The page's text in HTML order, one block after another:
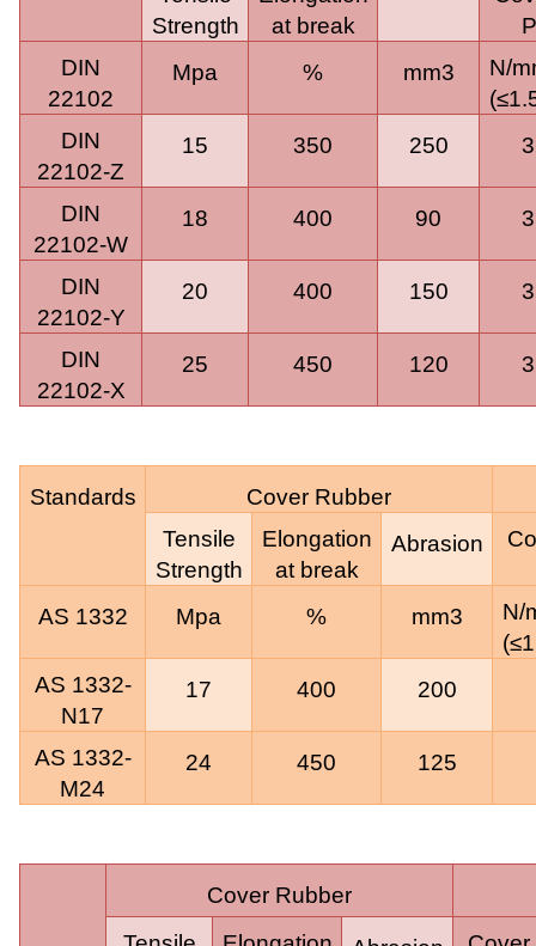
Strength
at break
DIN
22102
Mpa % mm3
N/
(≤
DIN
22102-Z
15 350 250
DIN
22102-W
18 400 90
DIN
22102-Y
20 400 150
DIN
22102-X
25 450 120
Standards
Cover Rubber
Tensile
Strength
Elongation
at break
Abrasion
AS 1332
Mpa % mm3
(≤
AS 1332-
N17
17 400 200
AS 1332-
M24
24 450 125
Cover Rubber